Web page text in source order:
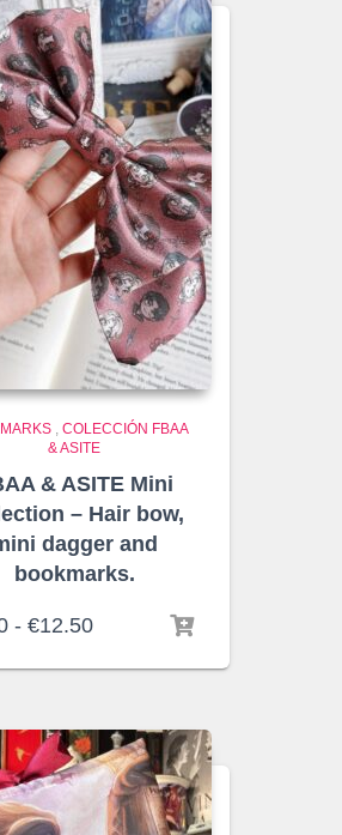
, COLECCIÓN FBAA
& ASITE
& ASITE Mini
– Hair bow,
dagger and
bookmarks.
- €12.50Rango
precios:
€2.50
hasta
€12.50